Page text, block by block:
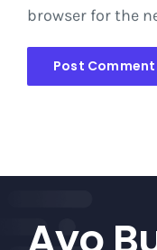
browser for the